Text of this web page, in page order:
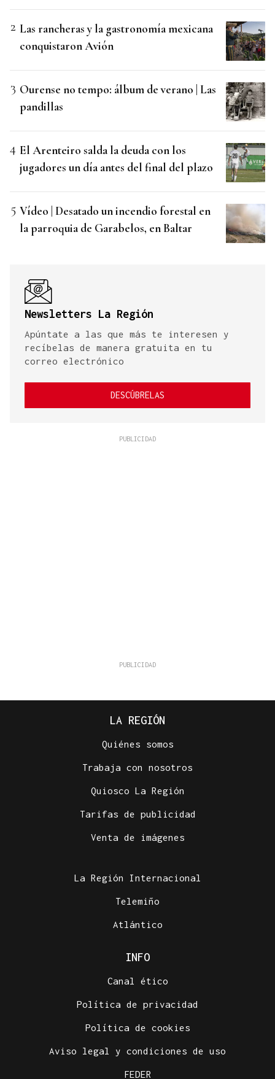
Las rancheras y la gastronomía mexicana
conquistaron Avión
Ourense no tempo: álbum de verano | Las
pandillas
El Arenteiro salda la deuda con los
jugadores un día antes del final del plazo
Vídeo | Desatado un incendio forestal en
la parroquia de Garabelos, en Baltar
Newsletters La Región
Apúntate a las que más te interesen y
recíbelas de manera gratuita en tu
correo electrónico
DESCÚBRELAS
LA REGIÓN
Quiénes somos
Trabaja con nosotros
Quiosco La Región
Tarifas de publicidad
Venta de imágenes
La Región Internacional
Telemiño
Atlántico
INFO
Canal ético
Política de privacidad
Política de cookies
Aviso legal y condiciones de uso
FEDER